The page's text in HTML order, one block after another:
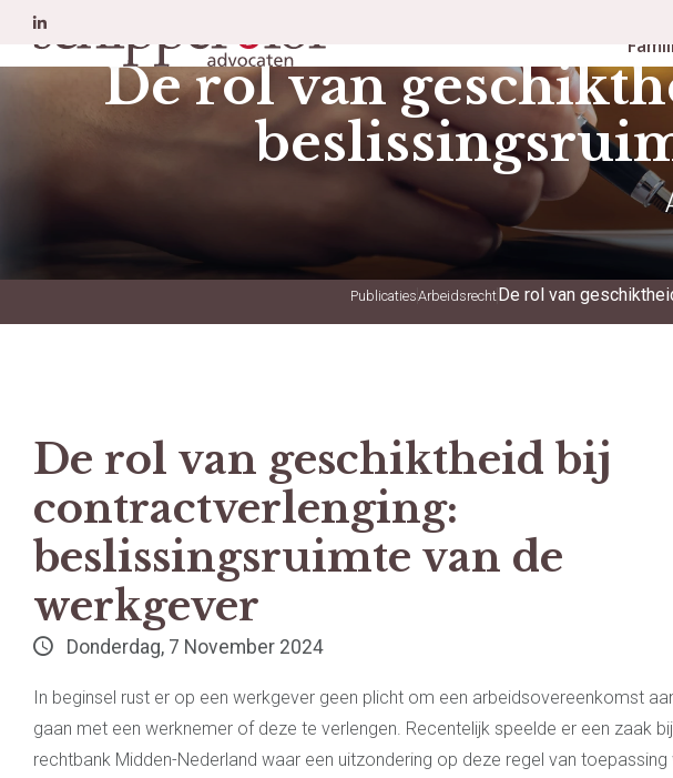
De rol van
PublicatiesArbeidsrechtDe rol van
De rol van geschiktheid bij
contractverlenging:
beslissingsruimte van de
werkgever
Donderdag, 7 November 2024
In beginsel rust er op een werkgever geen plicht om een arbeidsovereenkomst
gaan met een werknemer of deze te verlengen. Recentelijk speelde er een zaak
rechtbank Midden-Nederland waar een uitzondering op deze regel van toepassing